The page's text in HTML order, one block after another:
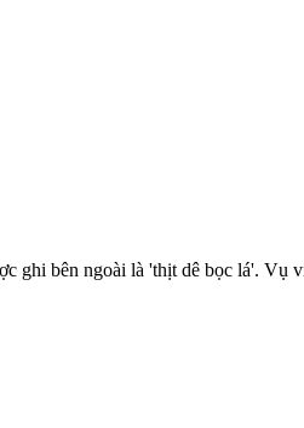
ghi bên ngoài là 'thịt dê bọc lá'. Vụ